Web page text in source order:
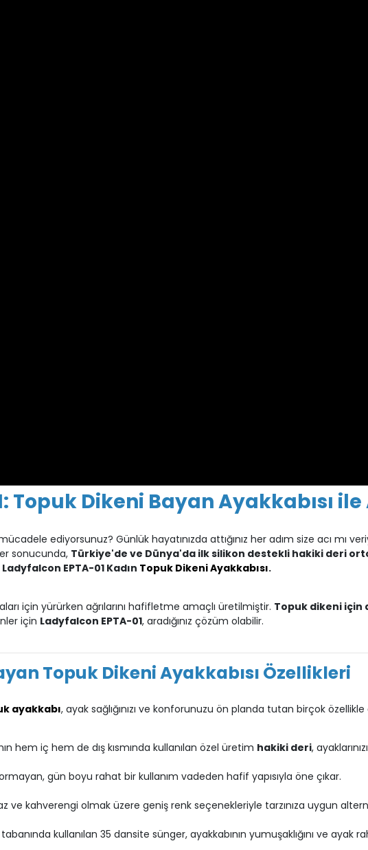
Topuk Dikeni Bayan Ayakkabısı ile
ediyorsunuz? Günlük hayatınızda attığınız her adım size acı mı
sonucunda, Türkiye'de ve Dünya'da ilk silikon destekli hakiki deri
Ladyfalcon EPTA-01 Kadın Topuk Dikeni Ayakkabısı.
için yürürken ağrılarını hafifletme amaçlı üretilmiştir. Topuk dikeni için
için Ladyfalcon EPTA-01, aradığınız çözüm olabilir.
Topuk Dikeni Ayakkabısı Özellikleri
ayakkabı, ayak sağlığınızı ve konforunuzu ön planda tutan birçok özellikle
hem iç hem de dış kısmında kullanılan özel üretim hakiki deri,
gün boyu rahat bir kullanım vadeden hafif yapısıyla öne çıkar.
ve kahverengi olmak üzere geniş renk seçenekleriyle tarzınıza uygun
kullanılan 35 dansite sünger, ayakkabının yumuşaklığını ve ayak